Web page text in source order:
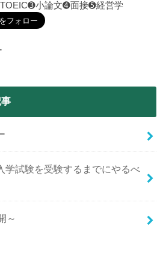
小論文➍面接➎経営学
学試験を受験するまでにやるべ
～